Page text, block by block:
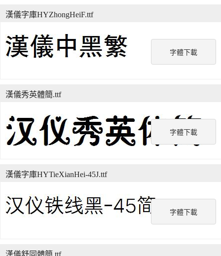
字體下載
漢儀字庫HYZhongHeiF.ttf
字體下載
漢儀秀英體簡.ttf
字體下載
漢儀字庫HYTieXianHei-45J.ttf
漢儀舒同體簡.ttf